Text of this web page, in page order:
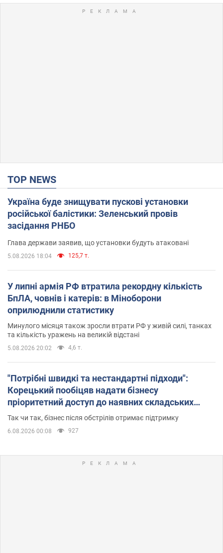
TOP NEWS
Україна буде знищувати пускові установки
російської балістики: Зеленський провів
засідання РНБО
Глава держави заявив, що установки будуть атаковані
5.08.2026 18:04 125,7 т.
У липні армія РФ втратила рекордну кількість
БпЛА, човнів і катерів: в Міноборони
оприлюднили статистику
Минулого місяця також зросли втрати РФ у живій силі, танках
та кількість уражень на великій відстані
5.08.2026 20:02 4,6 т.
"Потрібні швидкі та нестандартні підходи":
Корецький пообіцяв надати бізнесу
пріоритетний доступ до наявних складських
приміщень
Так чи так, бізнес після обстрілів отримає підтримку
6.08.2026 00:08 927